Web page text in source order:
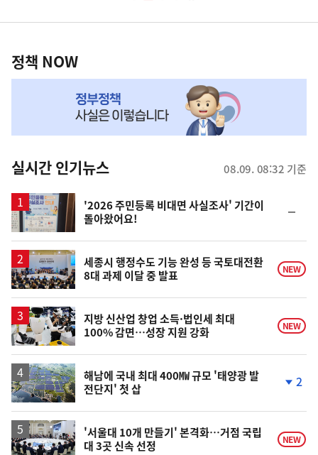
영
책
NOW,
뉴
스
정책 NOW
실시간 인기뉴스 08.09. 08:32 기준
'2026 주민등록 비대면 사실조사' 기간이
돌아왔어요!
일
세종시 행정수도 기능 완성 등 국토대전환
8대 과제 이달 중 발표
NEW
지방 신산업 창업 소득·법인세 최대
100% 감면…성장 지원 강화
NEW
해남에 국내 최대 400㎿ 규모 '태양광 발
전단지' 첫 삽
하
락
2
'서울대 10개 만들기' 본격화…거점 국립
대 3곳 신속 선정
NEW